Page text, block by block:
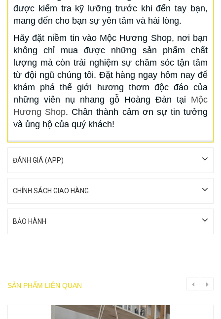
được kiểm tra kỹ lưỡng trước khi đến tay bạn,
mang đến cho bạn sự yên tâm và hài lòng.
Hãy đặt niềm tin vào Mộc Hương Shop, nơi bạn
không chỉ mua được những sản phẩm chất
lượng mà còn trải nghiệm sự chăm sóc tận tâm
từ đội ngũ chúng tôi. Đặt hàng ngay hôm nay để
khám phá thế giới hương thơm độc đáo của
những viên nụ nhang gỗ Hoàng Đàn tại Mộc
Hương Shop. Chân thành cảm ơn sự tin tưởng
và ủng hộ của quý khách!
ĐÁNH GIÁ (APP)
CHÍNH SÁCH GIAO HÀNG
BẢO HÀNH
SẢN PHẨM LIÊN QUAN